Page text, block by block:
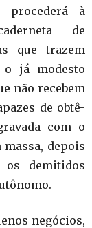
à
de
que trazem
o já modesto
não recebem
de obtê-
com o
depois
demitidos
negócios,